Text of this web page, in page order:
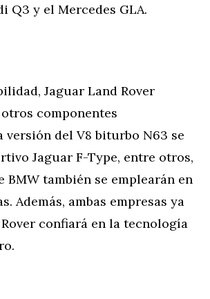
Q3 y el Mercedes GLA.
Jaguar Land Rover
componentes
del V8 biturbo N63 se
Jaguar F-Type, entre otros,
también se emplearán en
Además, ambas empresas ya
confiará en la tecnología